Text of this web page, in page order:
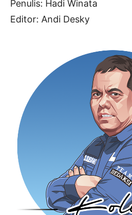
Penulis: Hadi Winata
Editor: Andi Desky